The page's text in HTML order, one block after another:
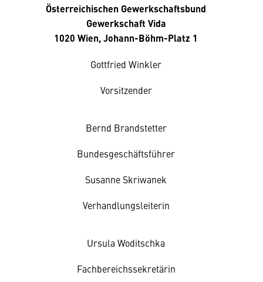
Österreichischen Gewerkschaftsbund
Gewerkschaft Vida
1020 Wien, Johann-Böhm-Platz 1
Gottfried Winkler
Vorsitzender
Bernd Brandstetter
Bundesgeschäftsführer
Susanne Skriwanek
Verhandlungsleiterin
Ursula Woditschka
Fachbereichssekretärin